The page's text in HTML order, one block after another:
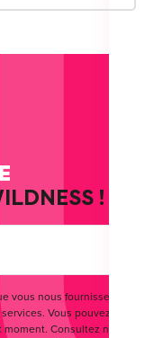
!
vous nous fournissez
Vous pouvez
Consultez notre